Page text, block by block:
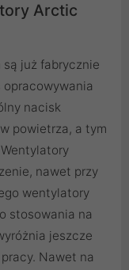
Arctic
są już fabrycznie
opracowywania
nacisk
powietrza, a tym
nawet przy
wentylatory
stosowania na
jeszcze
Nawet na